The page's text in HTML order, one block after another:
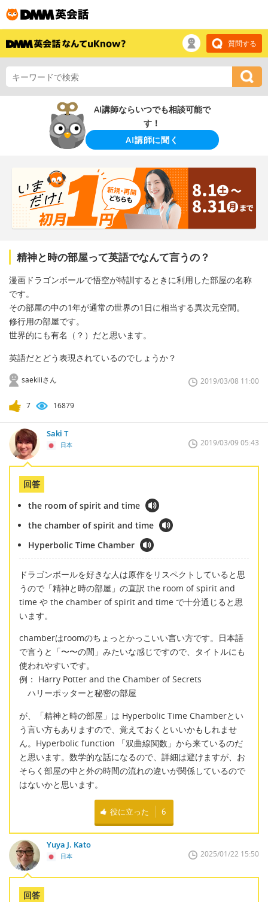
質問する
AI講師ならいつでも相談可能で
す！
AI講師に聞く
精神と時の部屋って英語でなんて言うの？
漫画ドラゴンボールで悟空が特訓するときに利用した部屋の名称
です。
その部屋の中の1年が通常の世界の1日に相当する異次元空間。
修行用の部屋です。
世界的にも有名（？）だと思います。
英語だとどう表現されているのでしょうか？
saekiiiさん 2019/03/08 11:00
7 16879
Saki T
日本 2019/03/09 05:43
回答
the room of spirit and time
the chamber of spirit and time
Hyperbolic Time Chamber
ドラゴンボールを好きな人は原作をリスペクトしていると思
うので「精神と時の部屋」の直訳 the room of spirit and
time や the chamber of spirit and time で十分通じると思
います。
chamberはroomのちょっとかっこいい言い方です。日本語
で言うと「〜〜の間」みたいな感じですので、タイトルにも
使われやすいです。
例： Harry Potter and the Chamber of Secrets
ハリーポッターと秘密の部屋
が、「精神と時の部屋」は Hyperbolic Time Chamberとい
う言い方もありますので、覚えておくといいかもしれませ
ん。Hyperbolic function 「双曲線関数」から来ているのだ
と思います。数学的な話になるので、詳細は避けますが、お
そらく部屋の中と外の時間の流れの違いが関係しているので
はないかと思います。
役に立った 6
Yuya J. Kato
日本 2025/01/22 15:50
回答